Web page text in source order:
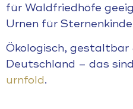
für Waldfriedhöfe
Urnen für
Ökologisch, gestaltbar
Deutschland – das
urnfold.